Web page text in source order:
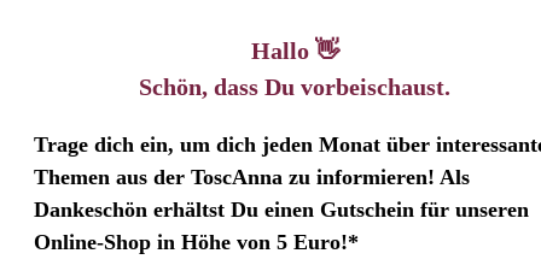
Hallo 👋
Schön, dass Du vorbeischaust.
Trage dich ein, um dich jeden Monat über
Themen aus der ToscAnna zu informieren! Als
Dankeschön erhältst Du einen Gutschein für unseren
Online-Shop in Höhe von 5 Euro!*